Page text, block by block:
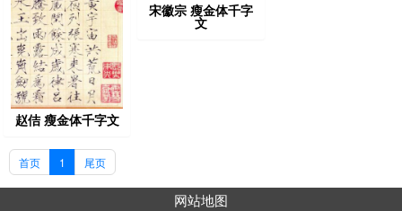
赵佶 瘦金体千字文
宋徽宗 瘦金体千字
文
首页 1 尾页
网站地图